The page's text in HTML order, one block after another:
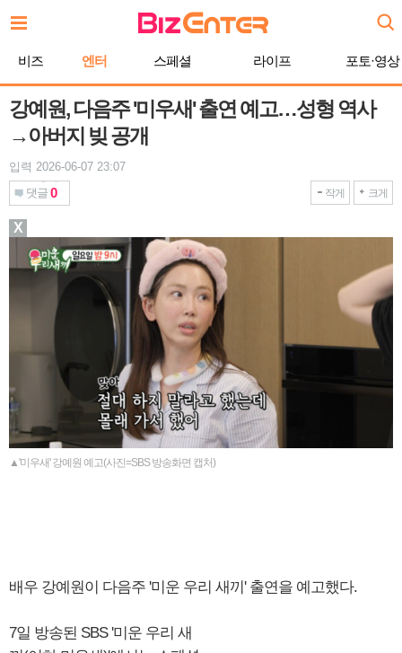
문
기
비즈 엔터 스페셜 라이프 포토·영상
강예원, 다음주 '미우새' 출연 예고…성형 역사
→아버지 빚 공개
입력 2026-06-07 23:07
댓글 0 작게 크게
▲'미우새' 강예원 예고(사진=SBS 방송화면 캡처)
배우 강예원이 다음주 '미운 우리 새끼' 출연을 예고했다.
7일 방송된 SBS '미운 우리 새
X